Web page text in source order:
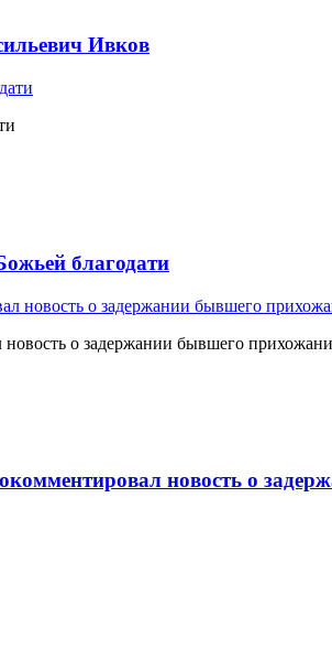
Ивков
благодати
о задержании бывшего
новость о